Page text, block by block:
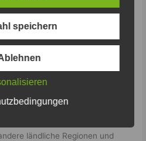
/Staffel 1/CL
erproben 30
im Kreis Höxter
und schulen ihre digitale
die Chance der Digitalisierung,
ländliche Regionen und
speichern